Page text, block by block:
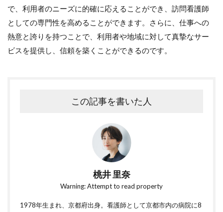
で、利用者のニーズに的確に応えることができ、訪問看護師
としての専門性を高めることができます。さらに、仕事への
熱意と誇りを持つことで、利用者や地域に対して真摯なサー
ビスを提供し、信頼を築くことができるのです。
この記事を書いた人
桃井 里奈
Warning: Attempt to read property
1978年生まれ、京都府出身。看護師として京都市内の病院に8